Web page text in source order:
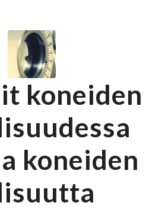
koneiden
koneiden